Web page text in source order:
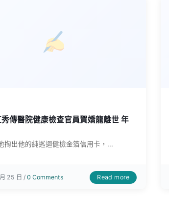
傳醫院健康檢查官員賀嬌龍離世 年
掏出他的純巡迴健檢金箔信用卡，...
25 日 /0 Comments Read more